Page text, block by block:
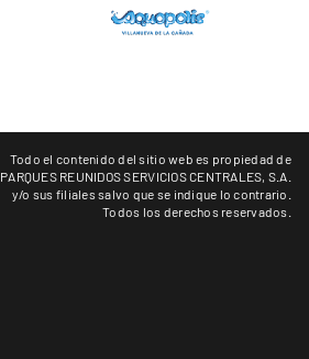
Todo el contenido del sitio web es propiedad de
PARQUES REUNIDOS SERVICIOS CENTRALES, S.A.
y/o sus filiales salvo que se indique lo contrario.
Todos los derechos reservados.